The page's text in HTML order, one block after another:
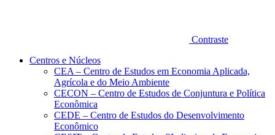
Contraste
Centros e Núcleos
CEA – Centro de Estudos em Economia Aplicada,
Agrícola e do Meio Ambiente
CECON – Centro de Estudos de Conjuntura e Política
Econômica
CEDE – Centro de Estudos do Desenvolvimento
Econômico